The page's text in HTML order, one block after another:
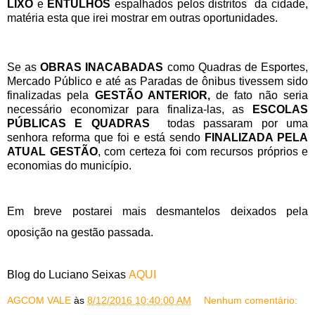
LIXO e ENTULHOS espalhados pelos distritos da cidade,
matéria esta que irei mostrar em outras oportunidades.
Se as OBRAS INACABADAS como Quadras de Esportes,
Mercado Público e até as Paradas de ônibus tivessem sido
finalizadas pela GESTÃO ANTERIOR, de fato não seria
necessário economizar para finaliza-las, as
ESCOLAS
PÚBLICAS E QUADRAS
todas passaram por uma
senhora reforma que foi e está sendo FINALIZADA PELA
ATUAL GESTÃO, com certeza foi com recursos próprios e
economias do município.
Em breve postarei mais desmantelos
deixados pela
oposição na gestão passada.
Blog do Luciano Seixas AQUI
AGCOM VALE às 8/12/2016 10:40:00 AM Nenhum comentário: